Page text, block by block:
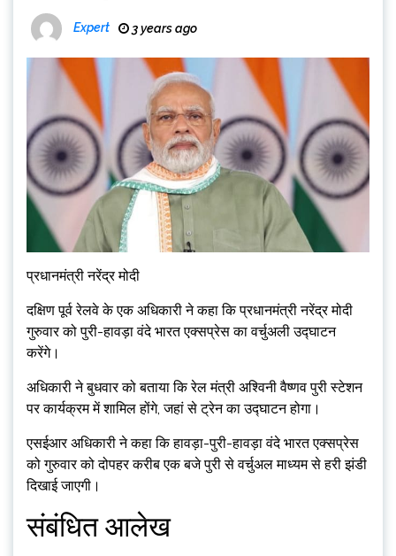
Expert 3 years ago
प्रधानमंत्री नरेंद्र मोदी
दक्षिण पूर्व रेलवे के एक अधिकारी ने कहा कि प्रधानमंत्री नरेंद्र मोदी
गुरुवार को पुरी-हावड़ा वंदे भारत एक्सप्रेस का वर्चुअली उद्घाटन
करेंगे।
अधिकारी ने बुधवार को बताया कि रेल मंत्री अश्विनी वैष्णव पुरी स्टेशन
पर कार्यक्रम में शामिल होंगे, जहां से ट्रेन का उद्घाटन होगा।
एसईआर अधिकारी ने कहा कि हावड़ा-पुरी-हावड़ा वंदे भारत एक्सप्रेस
को गुरुवार को दोपहर करीब एक बजे पुरी से वर्चुअल माध्यम से हरी झंडी
दिखाई जाएगी।
संबंधित आलेख